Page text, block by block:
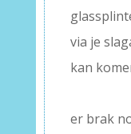
via je
kan
er brak